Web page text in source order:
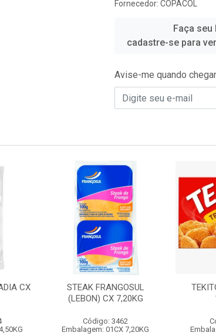
Fornecedor: COPACOL
Faça seu
cadastre-se para
Avise-me quando chegar
CX
STEAK FRANGOSUL
(LEBON) CX 7,20KG
Código: 3462
Embalagem: 01CX 7,20KG